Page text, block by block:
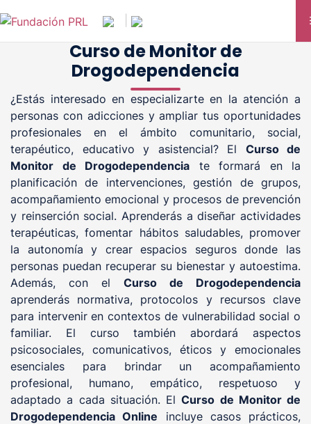
al
contenido
Curso de Monitor de
Drogodependencia
¿Estás interesado en especializarte en la atención a
personas con adicciones y ampliar tus oportunidades
profesionales en el ámbito comunitario, social,
terapéutico, educativo y asistencial? El Curso de
Monitor de Drogodependencia te formará en la
planificación de intervenciones, gestión de grupos,
acompañamiento emocional y procesos de prevención
y reinserción social. Aprenderás a diseñar actividades
terapéuticas, fomentar hábitos saludables, promover
la autonomía y crear espacios seguros donde las
personas puedan recuperar su bienestar y autoestima.
Además, con el Curso de Drogodependencia
aprenderás normativa, protocolos y recursos clave
para intervenir en contextos de vulnerabilidad social o
familiar. El curso también abordará aspectos
psicosociales, comunicativos, éticos y emocionales
esenciales para brindar un acompañamiento
profesional, humano, empático, respetuoso y
adaptado a cada situación. ElCurso de Monitor de
Drogodependencia Online incluye casos prácticos,